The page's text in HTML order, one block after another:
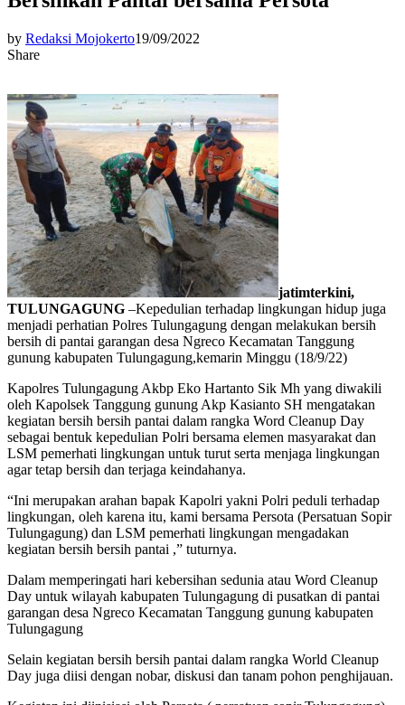
by Redaksi Mojokerto19/09/2022
Share
jatimterkini,
TULUNGAGUNG –Kepedulian terhadap lingkungan hidup juga
menjadi perhatian Polres Tulungagung dengan melakukan bersih
bersih di pantai garangan desa Ngreco Kecamatan Tanggung
gunung kabupaten Tulungagung,kemarin Minggu (18/9/22)
Kapolres Tulungagung Akbp Eko Hartanto Sik Mh yang diwakili
oleh Kapolsek Tanggung gunung Akp Kasianto SH mengatakan
kegiatan bersih bersih pantai dalam rangka Word Cleanup Day
sebagai bentuk kepedulian Polri bersama elemen masyarakat dan
LSM pemerhati lingkungan untuk turut serta menjaga lingkungan
agar tetap bersih dan terjaga keindahanya.
“Ini merupakan arahan bapak Kapolri yakni Polri peduli terhadap
lingkungan, oleh karena itu, kami bersama Persota (Persatuan Sopir
Tulungagung) dan LSM pemerhati lingkungan mengadakan
kegiatan bersih bersih pantai ,” tuturnya.
Dalam memperingati hari kebersihan sedunia atau Word Cleanup
Day untuk wilayah kabupaten Tulungagung di pusatkan di pantai
garangan desa Ngreco Kecamatan Tanggung gunung kabupaten
Tulungagung
Selain kegiatan bersih bersih pantai dalam rangka World Cleanup
Day juga diisi dengan nobar, diskusi dan tanam pohon penghijauan.